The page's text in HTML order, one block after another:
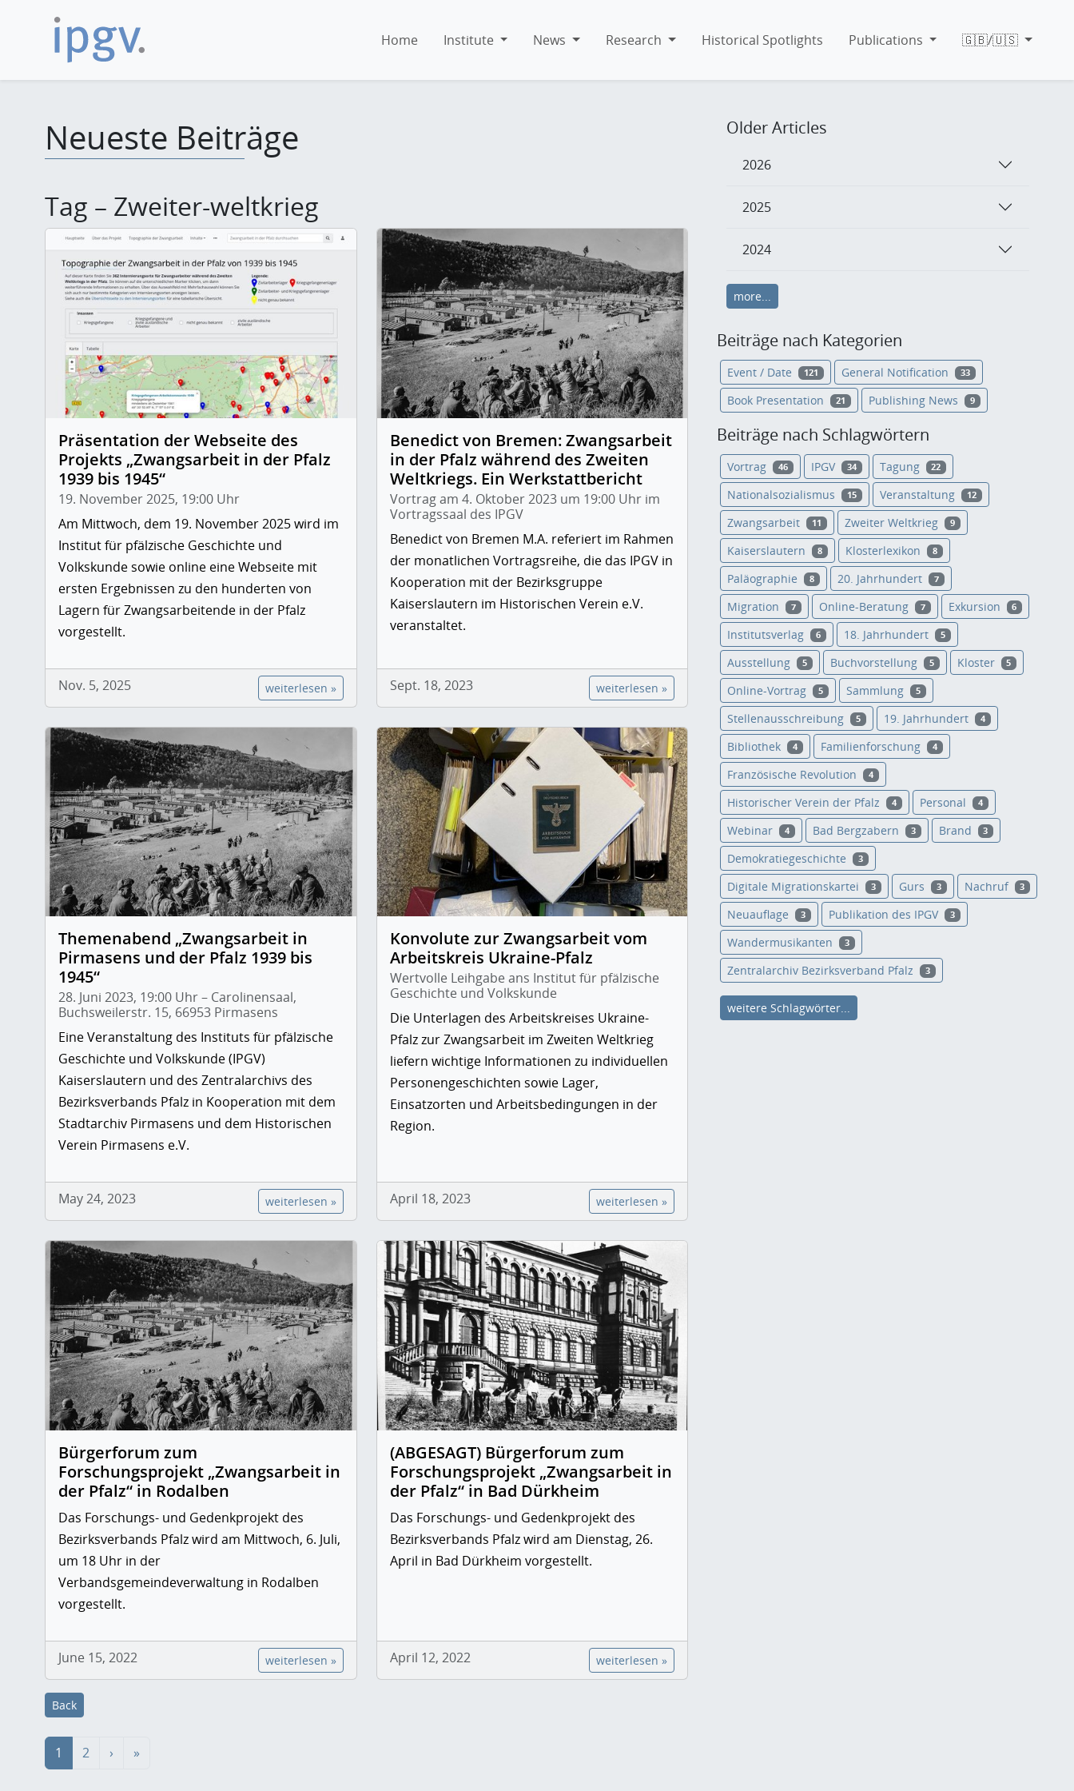
Home Institute News Research Historical Spotlights Publications 🇬🇧/🇺🇸
Neueste Beiträge
Tag – Zweiter-weltkrieg
Präsentation der Webseite des
Projekts „Zwangsarbeit in der Pfalz
1939 bis 1945“
19. November 2025, 19:00 Uhr
Am Mittwoch, dem 19. November 2025 wird im
Institut für pfälzische Geschichte und
Volkskunde sowie online eine Webseite mit
ersten Ergebnissen zu den hunderten von
Lagern für Zwangsarbeitende in der Pfalz
vorgestellt.
Nov. 5, 2025 weiterlesen »
Benedict von Bremen: Zwangsarbeit
in der Pfalz während des Zweiten
Weltkriegs. Ein Werkstattbericht
Vortrag am 4. Oktober 2023 um 19:00 Uhr im
Vortragssaal des IPGV
Benedict von Bremen M.A. referiert im Rahmen
der monatlichen Vortragsreihe, die das IPGV in
Kooperation mit der Bezirksgruppe
Kaiserslautern im Historischen Verein e.V.
veranstaltet.
Sept. 18, 2023 weiterlesen »
Themenabend „Zwangsarbeit in
Pirmasens und der Pfalz 1939 bis
1945“
28. Juni 2023, 19:00 Uhr – Carolinensaal,
Buchsweilerstr. 15, 66953 Pirmasens
Eine Veranstaltung des Instituts für pfälzische
Geschichte und Volkskunde (IPGV)
Kaiserslautern und des Zentralarchivs des
Bezirksverbands Pfalz in Kooperation mit dem
Stadtarchiv Pirmasens und dem Historischen
Verein Pirmasens e.V.
May 24, 2023 weiterlesen »
Konvolute zur Zwangsarbeit vom
Arbeitskreis Ukraine-Pfalz
Wertvolle Leihgabe ans Institut für pfälzische
Geschichte und Volkskunde
Die Unterlagen des Arbeitskreises Ukraine-
Pfalz zur Zwangsarbeit im Zweiten Weltkrieg
liefern wichtige Informationen zu individuellen
Personengeschichten sowie Lager,
Einsatzorten und Arbeitsbedingungen in der
Region.
April 18, 2023 weiterlesen »
Bürgerforum zum
Forschungsprojekt „Zwangsarbeit in
der Pfalz“ in Rodalben
Das Forschungs- und Gedenkprojekt des
Bezirksverbands Pfalz wird am Mittwoch, 6. Juli,
um 18 Uhr in der
Verbandsgemeindeverwaltung in Rodalben
vorgestellt.
June 15, 2022 weiterlesen »
(ABGESAGT) Bürgerforum zum
Forschungsprojekt „Zwangsarbeit in
der Pfalz“ in Bad Dürkheim
Das Forschungs- und Gedenkprojekt des
Bezirksverbands Pfalz wird am Dienstag, 26.
April in Bad Dürkheim vorgestellt.
April 12, 2022 weiterlesen »
Back
1 2 › »
Older Articles
2026
2025
2024
more...
Beiträge nach Kategorien
Event / Date 121 General Notification 33
Book Presentation 21 Publishing News 9
Beiträge nach Schlagwörtern
Vortrag 46 IPGV 34 Tagung 22
Nationalsozialismus 15 Veranstaltung 12
Zwangsarbeit 11 Zweiter Weltkrieg 9
Kaiserslautern 8 Klosterlexikon 8
Paläographie 8 20. Jahrhundert 7
Migration 7 Online-Beratung 7 Exkursion 6
Institutsverlag 6 18. Jahrhundert 5
Ausstellung 5 Buchvorstellung 5 Kloster 5
Online-Vortrag 5 Sammlung 5
Stellenausschreibung 5 19. Jahrhundert 4
Bibliothek 4 Familienforschung 4
Französische Revolution 4
Historischer Verein der Pfalz 4 Personal 4
Webinar 4 Bad Bergzabern 3 Brand 3
Demokratiegeschichte 3
Digitale Migrationskartei 3 Gurs 3 Nachruf 3
Neuauflage 3 Publikation des IPGV 3
Wandermusikanten 3
Zentralarchiv Bezirksverband Pfalz 3
weitere Schlagwörter...